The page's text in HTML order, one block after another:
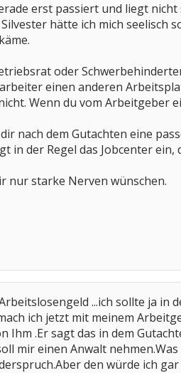
erst passiert und liegt
hätte ich mich seelisch
oder
einen anderen
Wenn du vom Arbeitgeber
nach dem Gutachten eine
in der Regel das Jobcenter ein,
nur starke Nerven wünschen.
...ich sollte ja in
ich jetzt mit meinem
Ihm .Er sagt das in dem
mir einen Anwalt
den würde ich